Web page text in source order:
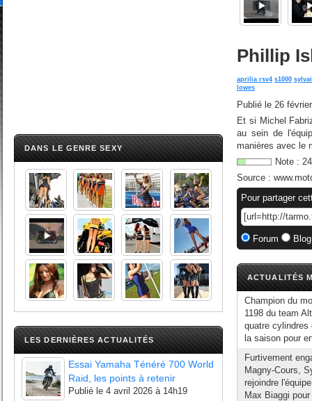
DANS LE GENRE SEXY
LES DERNIÈRES ACTUALITÉS
Essai Yamaha Ténéré 700 World
Raid, les points à retenir
Publié le 4 avril 2026 à 14h19
Phillip
aprilia rsv4 s1000
lowes
Publié le 26
Et si Michel
au sein de
manières avec le
Note : 24
Source :
Pour partager
Forum
ACTUALITÉS
Champion du
1198 du team
quatre cylindres
la saison pour
Furtivement
Magny-Cours,
rejoindre
Max Biaggi